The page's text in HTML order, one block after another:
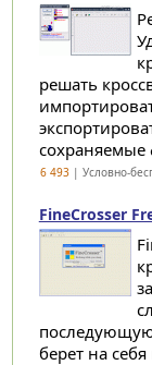
решать
сохраняемые
6 493| Условно-
FineCrosser
последующую
берет на